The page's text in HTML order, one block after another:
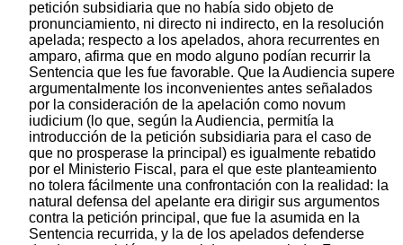
petición subsidiaria que no había sido objeto de
pronunciamiento, ni directo ni indirecto, en la resolución
apelada; respecto a los apelados, ahora recurrentes en
amparo, afirma que en modo alguno podían recurrir la
Sentencia que les fue favorable. Que la Audiencia supere
argumentalmente los inconvenientes antes señalados
por la consideración de la apelación como novum
iudicium (lo que, según la Audiencia, permitía la
introducción de la petición subsidiaria para el caso de
que no prosperase la principal) es igualmente rebatido
por el Ministerio Fiscal, para el que este planteamiento
no tolera fácilmente una confrontación con la realidad: la
natural defensa del apelante era dirigir sus argumentos
contra la petición principal, que fue la asumida en la
Sentencia recurrida, y la de los apelados defenderse